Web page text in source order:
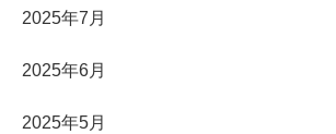
2025年7月
2025年6月
2025年5月